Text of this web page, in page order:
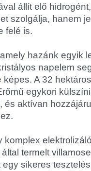
állít elő
szolgálja, hanem
felé is.
hazánk egyik
napelem
A 32
egykori
és aktívan
komplex
termelt
sikeres